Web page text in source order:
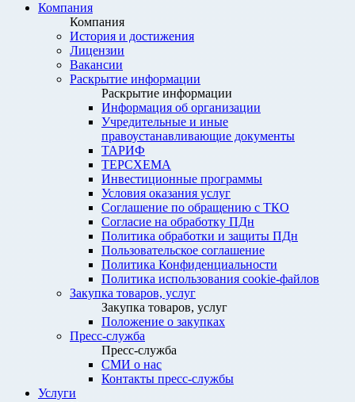
Компания
Компания
История и достижения
Лицензии
Вакансии
Раскрытие информации
Раскрытие информации
Информация об организации
Учредительные и иные
правоустанавливающие документы
ТАРИФ
ТЕРСХЕМА
Инвестиционные программы
Условия оказания услуг
Соглашение по обращению с ТКО
Согласие на обработку ПДн
Политика обработки и защиты ПДн
Пользовательское соглашение
Политика Конфиденциальности
Политика использования cookie-файлов
Закупка товаров, услуг
Закупка товаров, услуг
Положение о закупках
Пресс-служба
Пресс-служба
СМИ о нас
Контакты пресс-службы
Услуги